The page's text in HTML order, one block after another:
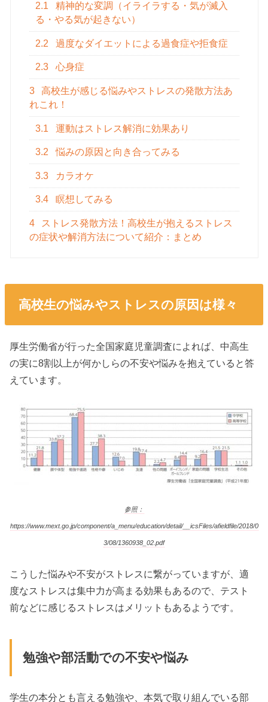
2.1
精神的な変調（イライラする・気が滅入
る・やる気が起きない）
2.2 過度なダイエットによる過食症や拒食症
2.3 心身症
3
高校生が感じる悩みやストレスの発散方法あ
れこれ！
3.1 運動はストレス解消に効果あり
3.2 悩みの原因と向き合ってみる
3.3 カラオケ
3.4 瞑想してみる
4
ストレス発散方法！高校生が抱えるストレス
の症状や解消方法について紹介：まとめ
高校生の悩みやストレスの原因は様々
厚生労働省が行った全国家庭児童調査によれば、中高生
の実に8割以上が何かしらの不安や悩みを抱えていると答
えています。
参照：
https://www.mext.go.jp/component/a_menu/education/detail/__icsFiles/afieldfile/2018/0
3/08/1360938_02.pdf
こうした悩みや不安がストレスに繋がっていますが、適
度なストレスは集中力が高まる効果もあるので、テスト
前などに感じるストレスはメリットもあるようです。
勉強や部活動での不安や悩み
学生の本分とも言える勉強や、本気で取り組んでいる部